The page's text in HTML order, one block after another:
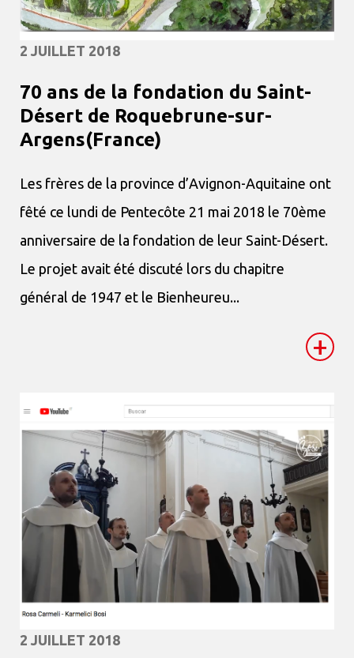
2 JUILLET 2018
70 ans de la fondation du Saint-
Désert de Roquebrune-sur-
Argens(France)
Les frères de la province d’Avignon-Aquitaine ont
fêté ce lundi de Pentecôte 21 mai 2018 le 70ème
anniversaire de la fondation de leur Saint-Désert.
Le projet avait été discuté lors du chapitre
général de 1947 et le Bienheureu...
+
2 JUILLET 2018